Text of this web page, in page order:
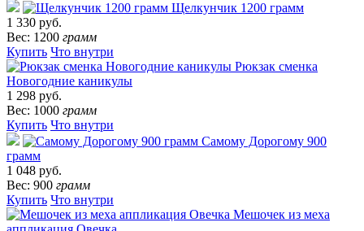
Щелкунчик 1200 грамм
1 330 руб.
Вес: 1200 грамм
Купить Что внутри
Рюкзак сменка
Новогодние каникулы
1 298 руб.
Вес: 1000 грамм
Купить Что внутри
Самому Дорогому 900
грамм
1 048 руб.
Вес: 900 грамм
Купить Что внутри
Мешочек из меха